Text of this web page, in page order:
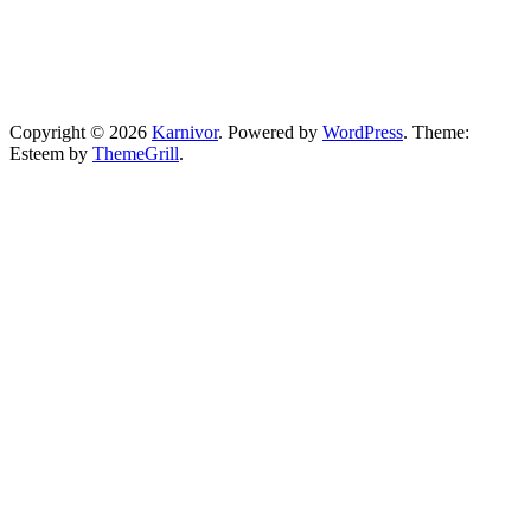
Copyright © 2026 Karnivor. Powered by WordPress. Theme:
Esteem by ThemeGrill.